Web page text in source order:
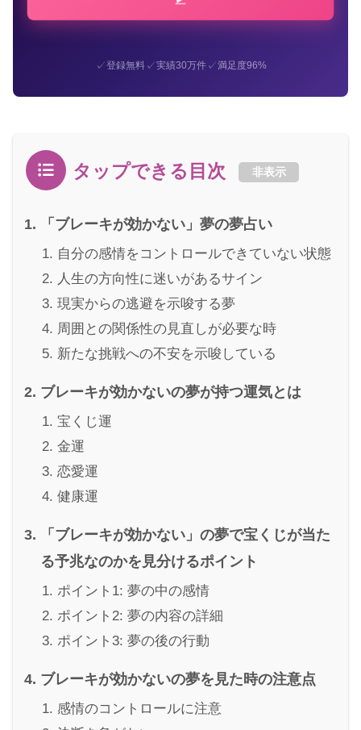
✓登録無料✓実績30万件✓満足度96%
タップできる目次 非表示
「ブレーキが効かない」夢の夢占い
自分の感情をコントロールできていない状態
人生の方向性に迷いがあるサイン
現実からの逃避を示唆する夢
周囲との関係性の見直しが必要な時
新たな挑戦への不安を示唆している
ブレーキが効かないの夢が持つ運気とは
宝くじ運
金運
恋愛運
健康運
「ブレーキが効かない」の夢で宝くじが当た
る予兆なのかを見分けるポイント
ポイント1: 夢の中の感情
ポイント2: 夢の内容の詳細
ポイント3: 夢の後の行動
ブレーキが効かないの夢を見た時の注意点
感情のコントロールに注意